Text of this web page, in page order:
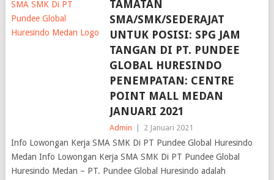
TAMATAN
SMA/SMK/SEDERAJAT
UNTUK POSISI: SPG JAM
TANGAN DI PT. PUNDEE
GLOBAL HURESINDO
PENEMPATAN: CENTRE
POINT MALL MEDAN
JANUARI 2021
Admin 2 Januari 2021
Info Lowongan Kerja SMA SMK Di PT Pundee Global Huresindo
Medan Info Lowongan Kerja SMA SMK Di PT Pundee Global
Huresindo Medan – PT. Pundee Global Huresindo adalah